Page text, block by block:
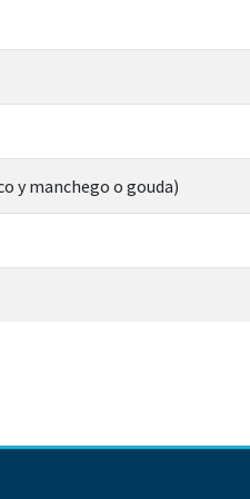
y manchego o gouda)